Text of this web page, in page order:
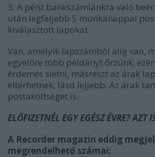
3. A pénz bankszámlánkra való
után legfeljebb 5 munkanappal
kiválasztott lapokat.
Van, amelyik lapszámból alig van,
egyelőre több példányt őrzünk,
érdemes sietni, másrészt az árak
eltérhetnek, lásd lejjebb. Az árak
postaköltséget is.
ELŐFIZETNÉL EGY EGÉSZ ÉVRE? AZT
A Recorder magazin eddig
megrendelhető számai: